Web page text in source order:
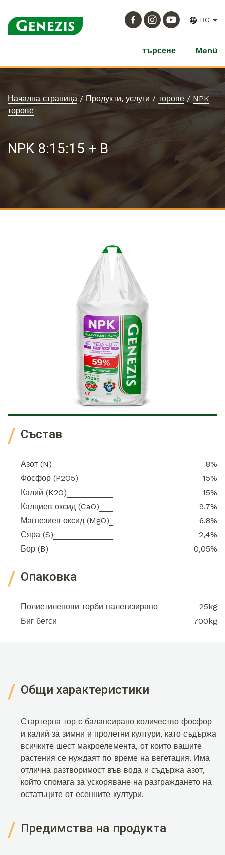
BG
търсене Menü
Начална страница/ Продукти, услуги / торове /NPK
торове
NPK 8:15:15 + B
Състав
Азот (N)
8%
Фосфор (P2O5)
15%
Калий (K2O)
15%
Калциев оксид (CaO)
9,7%
Магнезиев оксид (MgO)
6,8%
Сяра (S)
2,4%
Бор (B)
0,05%
Опаковка
Полиетиленови торби палетизирано
25kg
Биг бегси
700kg
Общи характеристики
Стартерна тор с балансирано количество фосфор
и калий за зимни и пролетни култури, като съдържа
всичките шест макроелемента, от които вашите
растения се нуждаят по време на вегетация. Има
отлична разтворимост във вода и съдържа азот,
който спомага за ускоряване на разграждането на
остатъците от есенните култури.
Предимства на продукта